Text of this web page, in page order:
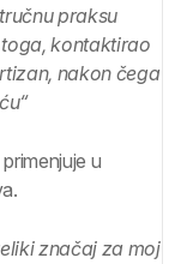
praksu
kontaktirao
nakon čega
u
značaj za moj